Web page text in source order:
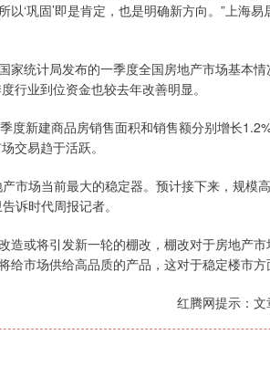
‘巩固’即是肯定，也是明确新方向。”上海
家统计局发布的一季度全国房地产市场基本
行业到位资金也较去年改善明显。
度新建商品房销售面积和销售额分别增长
交易趋于活跃。
市场当前最大的稳定器。预计接下来，规模
诉时代周报记者。
造或将引发新一轮的棚改，棚改对于房地产
市场供给高品质的产品，这对于稳定楼市方
红腾网提示：文